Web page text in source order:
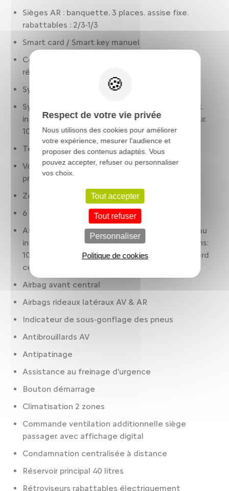
Sièges AR : banquette. 3 places. assise fixe.
rabattables : 2/3-1/3
Smart card / Smart key manuel
Contrôle des phares: allumage automatique.
réglage en hauteur automatique
Système anti collision
Système de navigation: visualisation 3D et voix.
info trafic. avec écran tactile. affichage couleur.
10.00 pouces. 25.4 et 36
Température extérieure
Volant cuir. réglable en hauteur. réglable en
profondeur. multi-fonctions
Zone de recharge par induction
6 airbags
Affichage multi-fonctions: 3.90 pouces. panneau
instruments 1. 10.0 cm. affichage multi-fonctions:
10.00 pouces. écran(s) tactile(s). Tableau de bord
central 1. 25.4 cm
Airbag avant central
Airbags rideaux latéraux AV & AR
Indicateur de sous-gonflage des pneus
Antibrouillards AV
Antipatinage
Assistance au freinage d'urgence
Bouton démarrage
Climatisation 2 zones
Commande ventilation additionnelle siège
passager. avec affichage digital
Condamnation centralisée à distance
Réservoir principal 40 litres
Rétroviseurs rabattables électriquement
Respect de votre vie privée
Nous utilisons des cookies pour améliorer
votre expérience, mesurer l'audience et
proposer des contenus adaptés. Vous
pouvez accepter, refuser ou personnaliser
vos choix.
Tout accepter
Tout refuser
Personnaliser
Politique de cookies